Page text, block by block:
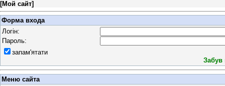
[Мой сайт]
Форма входа
Логін:
Пароль:
запам'ятати
Забув
Меню сайта